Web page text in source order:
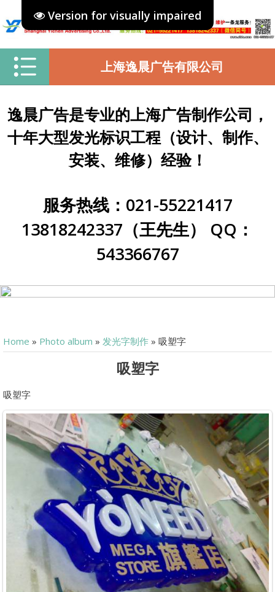
Version for visually impaired
上海逸晨广告有限公司
逸晨广告是专业的上海广告制作公司，
十年大型发光标识工程（设计、制作、
安装、维修）经验！
服务热线：021-55221417
13818242337（王先生） QQ：
543366767
Home » Photo album » 发光字制作 » 吸塑字
吸塑字
吸塑字